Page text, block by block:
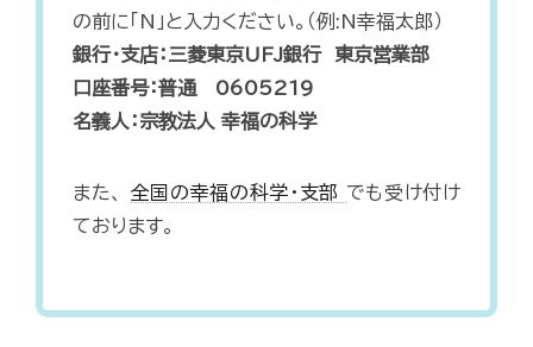
の前に「N」と入力ください。（例:N幸福太郎）
銀行・支店：三菱東京UFJ銀行 東京営業部
口座番号：普通 0605219
名義人：宗教法人 幸福の科学
また、 全国の幸福の科学・支部 でも受け付け
ております。